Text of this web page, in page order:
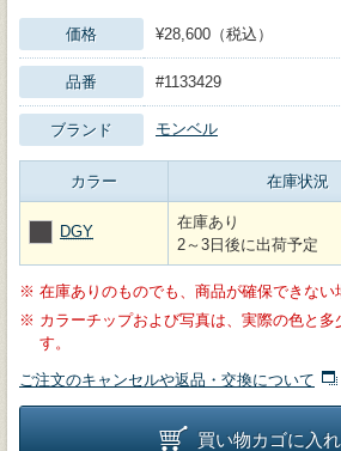
価格 ¥28,600（税込）
品番 #1133429
ブランド モンベル
カラー 在庫状況
DGY
在庫あり
2～3日後に出荷予定
※ 在庫ありのものでも、商品が確保できない
※ カラーチップおよび写真は、実際の色と多
す。
ご注文のキャンセルや返品・交換について
買い物カゴに入